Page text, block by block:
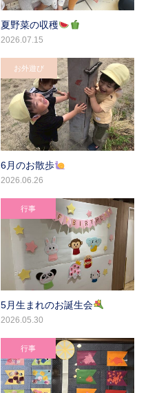
夏野菜の収穫
2026.07.15
お外遊び
6月のお散歩
2026.06.26
行事
5月生まれのお誕生会
2026.05.30
行事